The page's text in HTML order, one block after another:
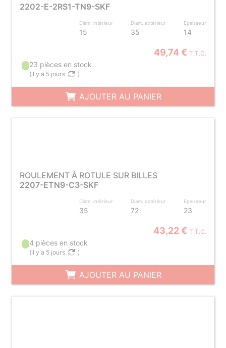
2202-E-2RS1-TN9-SKF
Diam. intérieur
15
Diam. extérieur
35
Epaisseur
14
49,74 € T.T.C.
23 pièces en stock
(il y a 5 jours )
AJOUTER AU PANIER
ROULEMENT À ROTULE SUR BILLES
2207-ETN9-C3-SKF
Diam. intérieur
35
Diam. extérieur
72
Epaisseur
23
43,22 € T.T.C.
4 pièces en stock
(il y a 5 jours )
AJOUTER AU PANIER